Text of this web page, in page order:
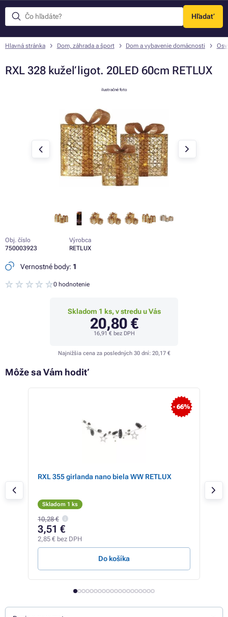
Hľadať
Menu
Hlavná stránka Dom, záhrada a šport Dom a vybavenie domácnosti
RXL 328 kužeľ ligot. 20LED 60cm RETLUX
ilustračné foto
Obj. číslo
750003923
Výrobca
RETLUX
Vernostné body: 1
0 hodnotenie
Skladom 1 ks, v stredu u Vás
20,80 €
16,91 €bez DPH
Najnižšia cena za posledných 30 dní: 20,17 €
Môže sa Vám hodiť
- 66%
RXL 355 girlanda nano biela WW RETLUX
Skladom 1 ks
10,28 €
3,51 €
2,85 € bez DPH
Do košíka